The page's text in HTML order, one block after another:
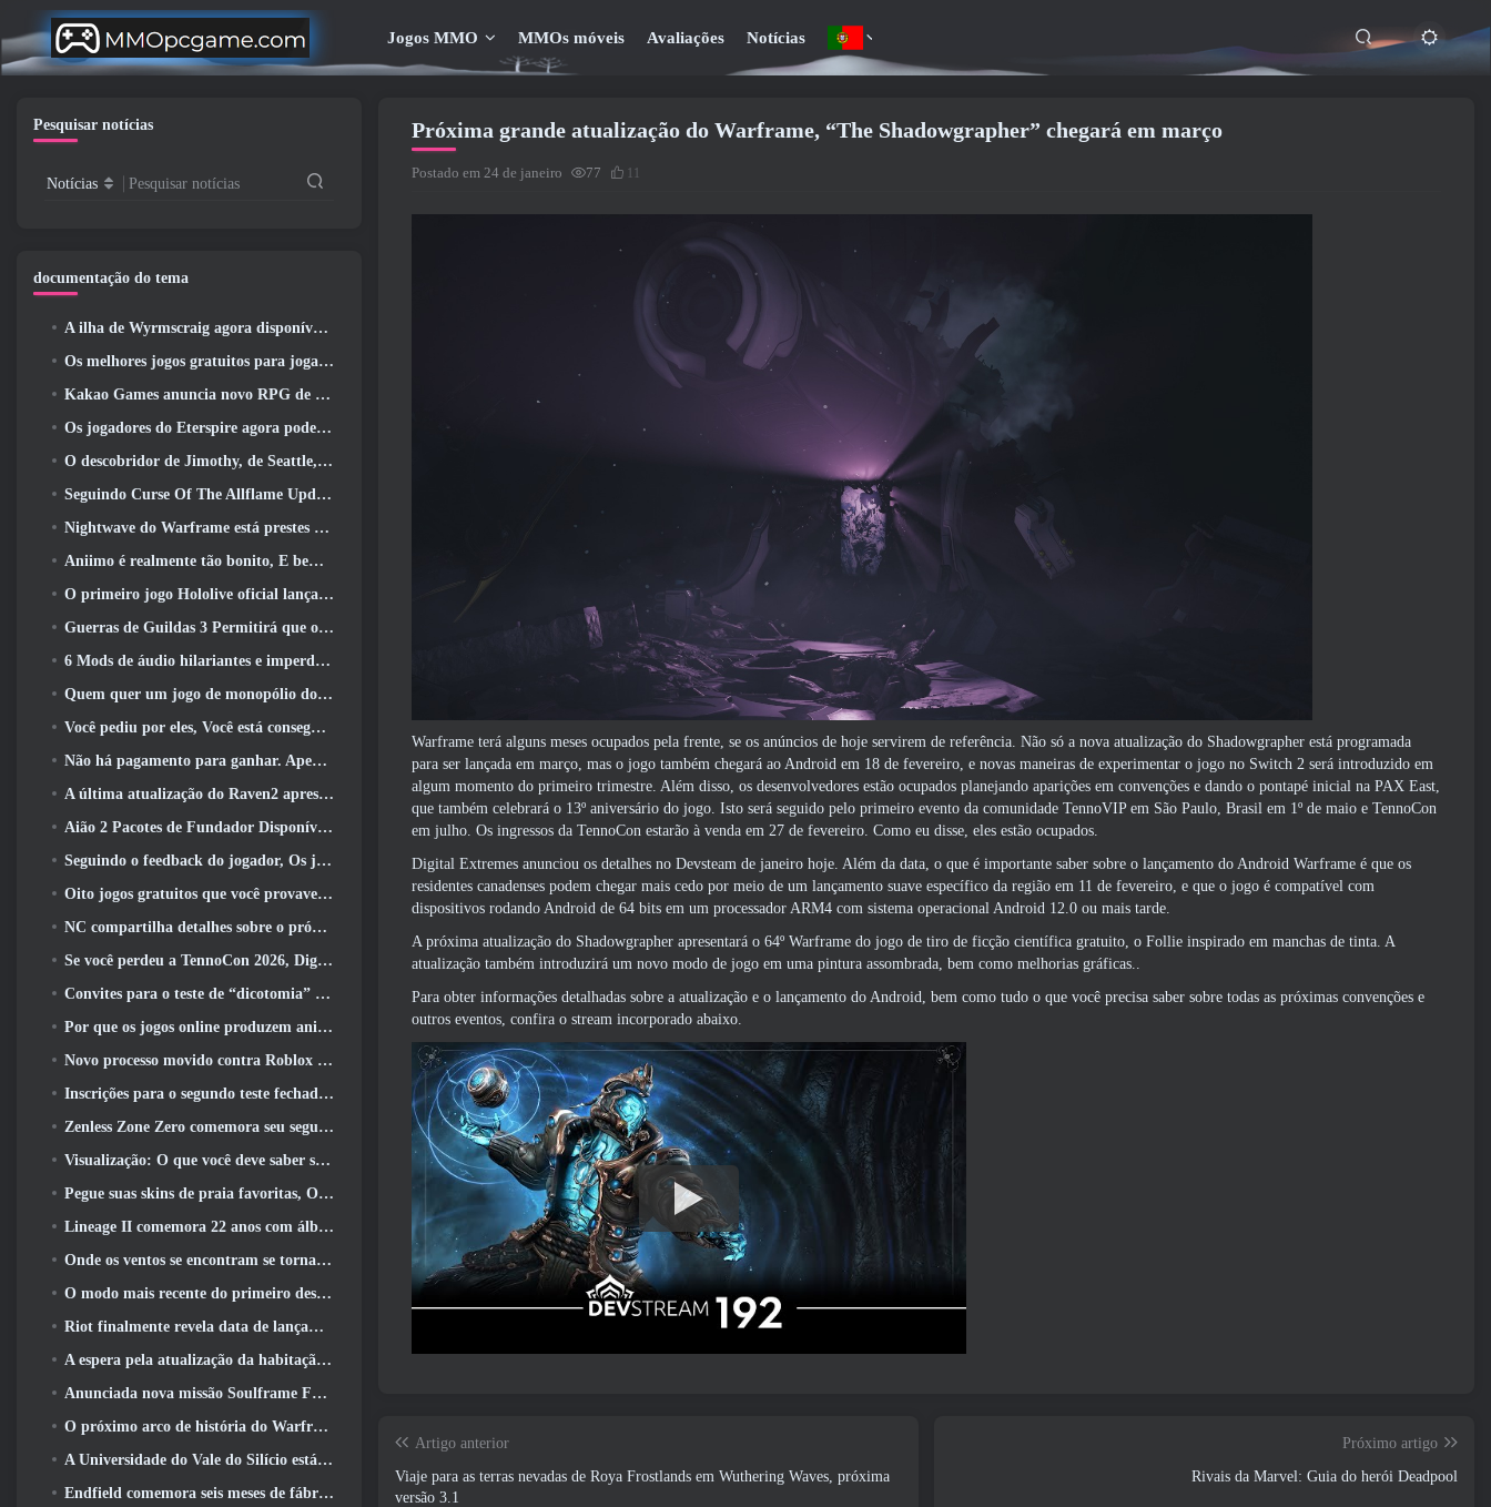
Jogos MMO MMOs móveis Avaliações Notícias
Próxima grande atualização do Warframe, “The Shadowgrapher” chegará em março
Postado em 24 de janeiro 77
Warframe terá alguns meses ocupados pela frente, se os anúncios de hoje servirem de referência. Não só a nova atualização do Shadowgrapher está programada
para ser lançada em março, mas o jogo também chegará ao Android em 18 de fevereiro, e novas maneiras de experimentar o jogo no Switch 2 será introduzido em
algum momento do primeiro trimestre. Além disso, os desenvolvedores estão ocupados planejando aparições em convenções e dando o pontapé inicial na PAX East,
que também celebrará o 13º aniversário do jogo. Isto será seguido pelo primeiro evento da comunidade TennoVIP em São Paulo, Brasil em 1º de maio e TennoCon
em julho. Os ingressos da TennoCon estarão à venda em 27 de fevereiro. Como eu disse, eles estão ocupados.
Digital Extremes anunciou os detalhes no Devsteam de janeiro hoje. Além da data, o que é importante saber sobre o lançamento do Android Warframe é que os
residentes canadenses podem chegar mais cedo por meio de um lançamento suave específico da região em 11 de fevereiro, e que o jogo é compatível com
dispositivos rodando Android de 64 bits em um processador ARM4 com sistema operacional Android 12.0 ou mais tarde.
A próxima atualização do Shadowgrapher apresentará o 64º Warframe do jogo de tiro de ficção científica gratuito, o Follie inspirado em manchas de tinta. A
atualização também introduzirá um novo modo de jogo em uma pintura assombrada, bem como melhorias gráficas..
Para obter informações detalhadas sobre a atualização e o lançamento do Android, bem como tudo o que você precisa saber sobre todas as próximas convenções e
outros eventos, confira o stream incorporado abaixo.
Artigo anterior
Viaje para as terras nevadas de Roya Frostlands em Wuthering Waves, próxima
versão 3.1
Próximo artigo
Rivais da Marvel: Guia do herói Deadpool
Pesquisar notícias
Notícias Pesquisar notícias
documentação do tema
A ilha de Wyrmscraig agora disponível para exploração no RuneScape da velha escola
Os melhores jogos gratuitos para jogar com seu time (2026)
Kakao Games anuncia novo RPG de ação, Donzela Guardiã
Os jogadores do Eterspire agora podem viajar um pouco no tempo… como um deleite
O descobridor de Jimothy, de Seattle, tem ligações com a ArenaNet, Então é claro que eles estão adicionando isso ao Guild Wars 2
Seguindo Curse Of The Allflame Update Path Of Exile anuncia várias mudanças com base no feedback
Nightwave do Warframe está prestes a retornar de uma forma chocante
Aniimo é realmente tão bonito, E bem tranquilo
O primeiro jogo Hololive oficial lançado esta semana
Guerras de Guildas 3 Permitirá que os jogadores experimentem o mundo de Tyria antes que os Elder Dragons acordem
6 Mods de áudio hilariantes e imperdíveis para Marvel Rivals
Quem quer um jogo de monopólio do RuneScape? Porque um está a caminho
Você pediu por eles, Você está conseguindo. Dragões estão chegando a Albion Online
Não há pagamento para ganhar. Apenas Ragnarok. Origin Classic é lançado em julho 23
A última atualização do Raven2 apresenta sistema de despertar de habilidades, Oferecendo aos jogadores mais maneiras de aprimorar suas habilidades
Aião 2 Pacotes de Fundador Disponíveis para Compra, Completo com cinco dias de acesso antecipado
Seguindo o feedback do jogador, Os jogadores clássicos de League Of Legends não terão que pagar por skins clássicas
Oito jogos gratuitos que você provavelmente esqueceu e que fazem parte do Steam’s Train Fest
NC compartilha detalhes sobre o próximo acesso antecipado do Aion 2
Se você perdeu a TennoCon 2026, Digital Extremes está compartilhando todos os painéis
Convites para o teste de “dicotomia” do Silver Palace estão sendo enviados
Por que os jogos online produzem animes melhores do que os jogos de anime
Novo processo movido contra Roblox em Oregon, alegando incidente com cuidados infantis
Inscrições para o segundo teste fechado global MapleStory Classic World
Zenless Zone Zero comemora seu segundo aniversário oferecendo aos jogadores a escolha de um agente S-Rank gratuito
Visualização: O que você deve saber sobre o jogo de coleta de criaturas da HoYoverse, Honkai: Link Alma
Pegue suas skins de praia favoritas, Os Jogos de Verão voltaram ao Overwatch
Lineage II comemora 22 anos com álbum de vinil de edição de colecionador
Onde os ventos se encontram se torna “Eastern Steampunk” na versão 2.0
O modo mais recente do primeiro descendente reúne batalhas difíceis de interceptação de vazio e as profundezas
Riot finalmente revela data de lançamento do modo clássico de League Of Legends
A espera pela atualização da habitação dos grandes jogadores do RuneScape acabou
Anunciada nova missão Soulframe Fable
O próximo arco de história do Warframe leva os jogadores a um novo mapa estelar, O Sistema Tau
A Universidade do Vale do Silício está oferecendo bolsas de estudo para jogos e alguns dos requisitos são interessantes
Endfield comemora seis meses de fábricas e tirolesas durante sua próxima atualização